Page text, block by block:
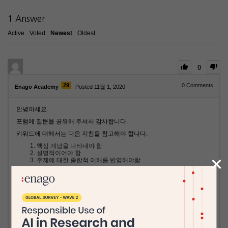
1 Answer
Active Voted Newest Oldest
0
Enago Academy 29 Posted 11월 1, 2020 0 Comments
안녕하세요.
포럼에 질문을 공유해 주셔서 감사합니다.
키워드에 대해서는 다음 지침을 참고해야 합니다.
핵심 개념을 나타내야 함
설명적이어야 함
주제에 대한 종합적 이해를 반영해야함
다음은 연구 분야에 따라 원고의 키워드를 찾고 싶을 때 사용할 수 있는 몇
가지 도구입니다.
의학 주제 제목 (MeSH)
Google 키워드 플래너
Google 트렌드
×